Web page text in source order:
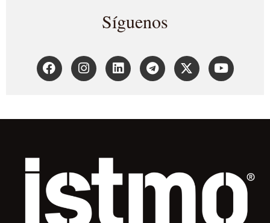
Síguenos